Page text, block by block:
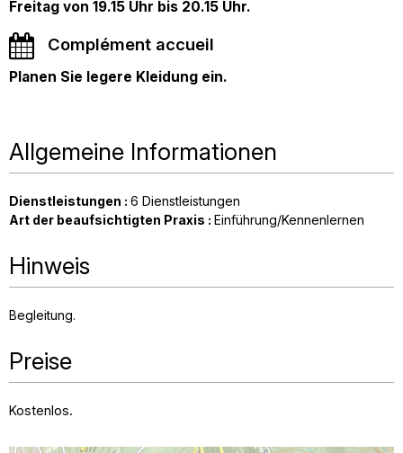
Freitag von 19.15 Uhr bis 20.15 Uhr.
Complément accueil
Planen Sie legere Kleidung ein.
Allgemeine Informationen
Dienstleistungen : 6 Dienstleistungen
Art der beaufsichtigten Praxis : Einführung/Kennenlernen
Hinweis
Begleitung
Preise
Kostenlos.